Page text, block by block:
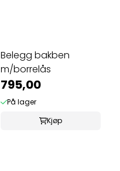
Belegg bakben
m/borrelås
795,00
På lager
Kjøp